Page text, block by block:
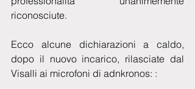
riconosciute.
Ecco alcune dichiarazioni a caldo,
dopo il nuovo incarico, rilasciate dal
Visalli ai microfoni di adnkronos: :